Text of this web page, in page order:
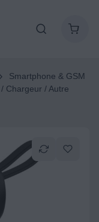
Smartphone & GSM
Chargeur / Autre